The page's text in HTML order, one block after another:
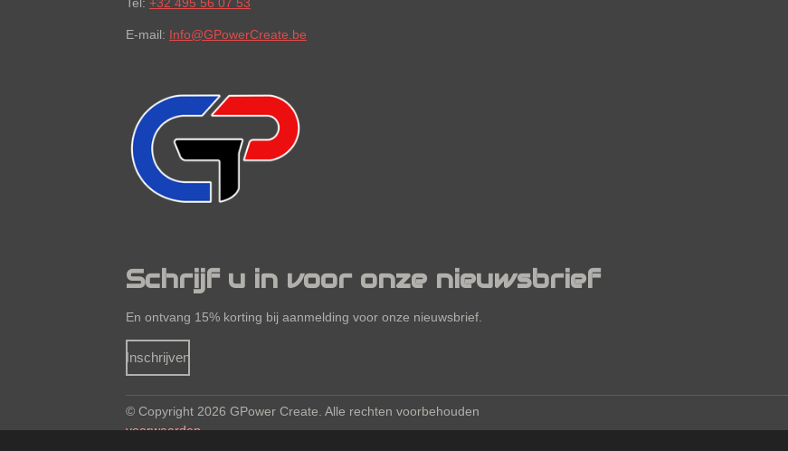
E-mail: Info@GPowerCreate.be
Schrijf u in voor onze nieuwsbrief
En ontvang 15% korting bij aanmelding voor onze nieuwsbrief.
Inschrijven
© Copyright 2026 GPower Create. Alle rechten voorbehouden
voorwaarden